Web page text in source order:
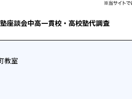
座談会中高一貫校・高校塾代調査
教室